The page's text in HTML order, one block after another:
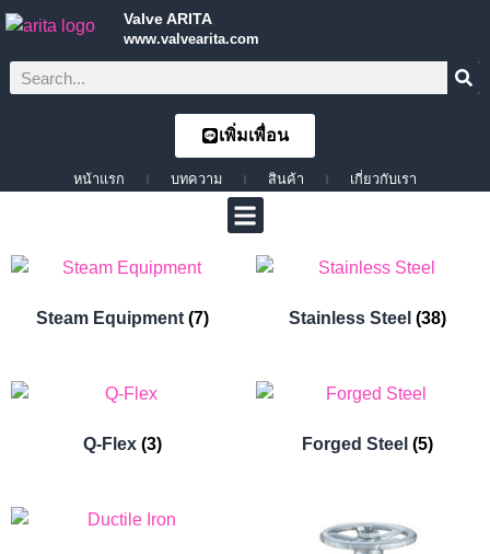
Valve ARITA
www.valvearita.com
เพิ่มเพื่อน
หน้าแรก บทความ สินค้า เกี่ยวกับเรา
Steam Equipment (7) Stainless Steel (38)
Q-Flex (3) Forged Steel (5)